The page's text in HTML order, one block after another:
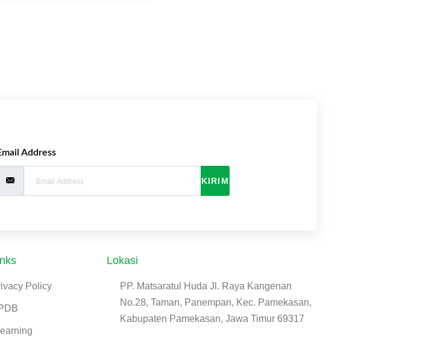
Address
KIRIM
Policy
Lokasi
PP. Matsaratul Huda Jl. Raya Kangenan
No.28, Taman, Panempan, Kec. Pamekasan,
Kabupaten Pamekasan, Jawa Timur 69317